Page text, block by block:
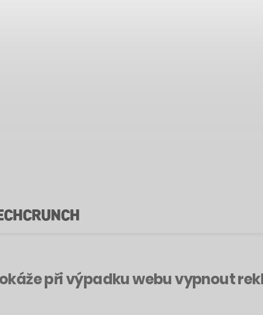
při výpadku webu vypnout